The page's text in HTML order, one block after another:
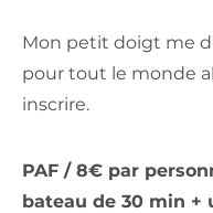
Mon petit doigt me
pour tout le monde
inscrire.
PAF / 8€ par
bateau de 30 min +